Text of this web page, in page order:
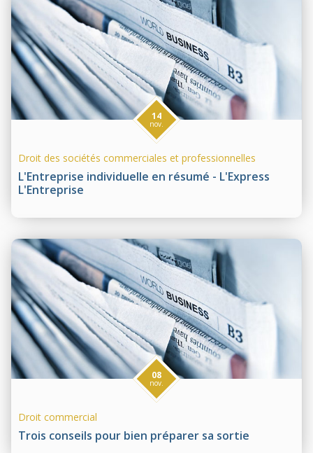
L'Entreprise individuelle en résumé - L'Express
L'Entreprise
14
nov.
Droit des sociétés commerciales et professionnelles
Trois conseils pour bien préparer sa sortie
08
nov.
Droit commercial